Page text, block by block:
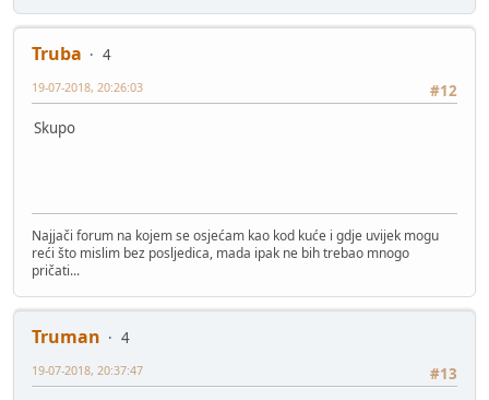
Truba
4
#12
19-07-2018, 20:26:03
Skupo
Najjači forum na kojem se osjećam kao kod kuće i gdje uvijek mogu
reći što mislim bez posljedica, mada ipak ne bih trebao mnogo
pričati...
Truman
4
#13
19-07-2018, 20:37:47